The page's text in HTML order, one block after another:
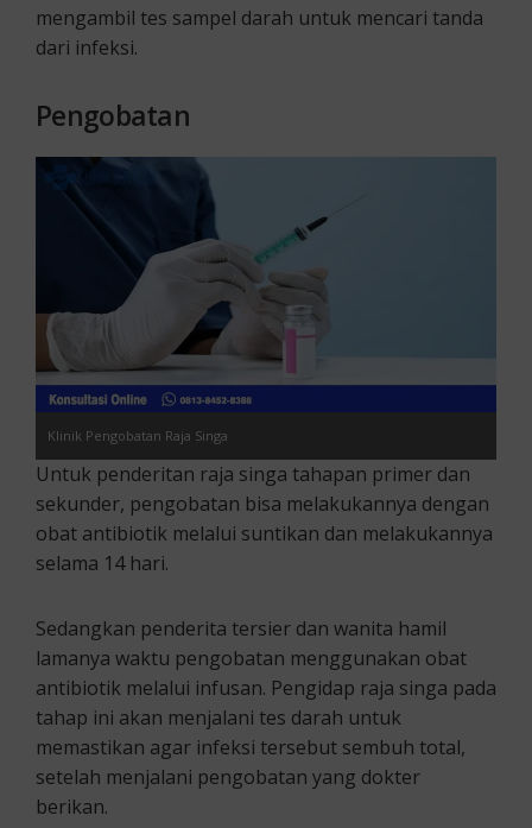
mengambil tes sampel darah untuk mencari tanda
dari infeksi.
Pengobatan
Klinik Pengobatan Raja Singa
Untuk penderitan raja singa tahapan primer dan
sekunder, pengobatan bisa melakukannya dengan
obat antibiotik melalui suntikan dan melakukannya
selama 14 hari.
Sedangkan penderita tersier dan wanita hamil
lamanya waktu pengobatan menggunakan obat
antibiotik melalui infusan. Pengidap raja singa pada
tahap ini akan menjalani tes darah untuk
memastikan agar infeksi tersebut sembuh total,
setelah menjalani pengobatan yang dokter
berikan.